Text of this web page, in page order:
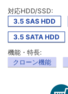
対応HDD/SSD:
3.5 SAS HDD
3.5 SATA HDD
機能・特長:
クローン機能